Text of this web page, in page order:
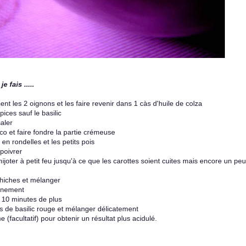
fais .....
les 2 oignons et les faire revenir dans 1 càs d'huile de colza
sauf le basilic
et faire fondre la partie crémeuse
rondelles et les petits pois
à petit feu jusqu'à ce que les carottes soient cuites mais encore un peu
et mélanger
minutes de plus
de basilic rouge et mélanger délicatement
(facultatif) pour obtenir un résultat plus acidulé.